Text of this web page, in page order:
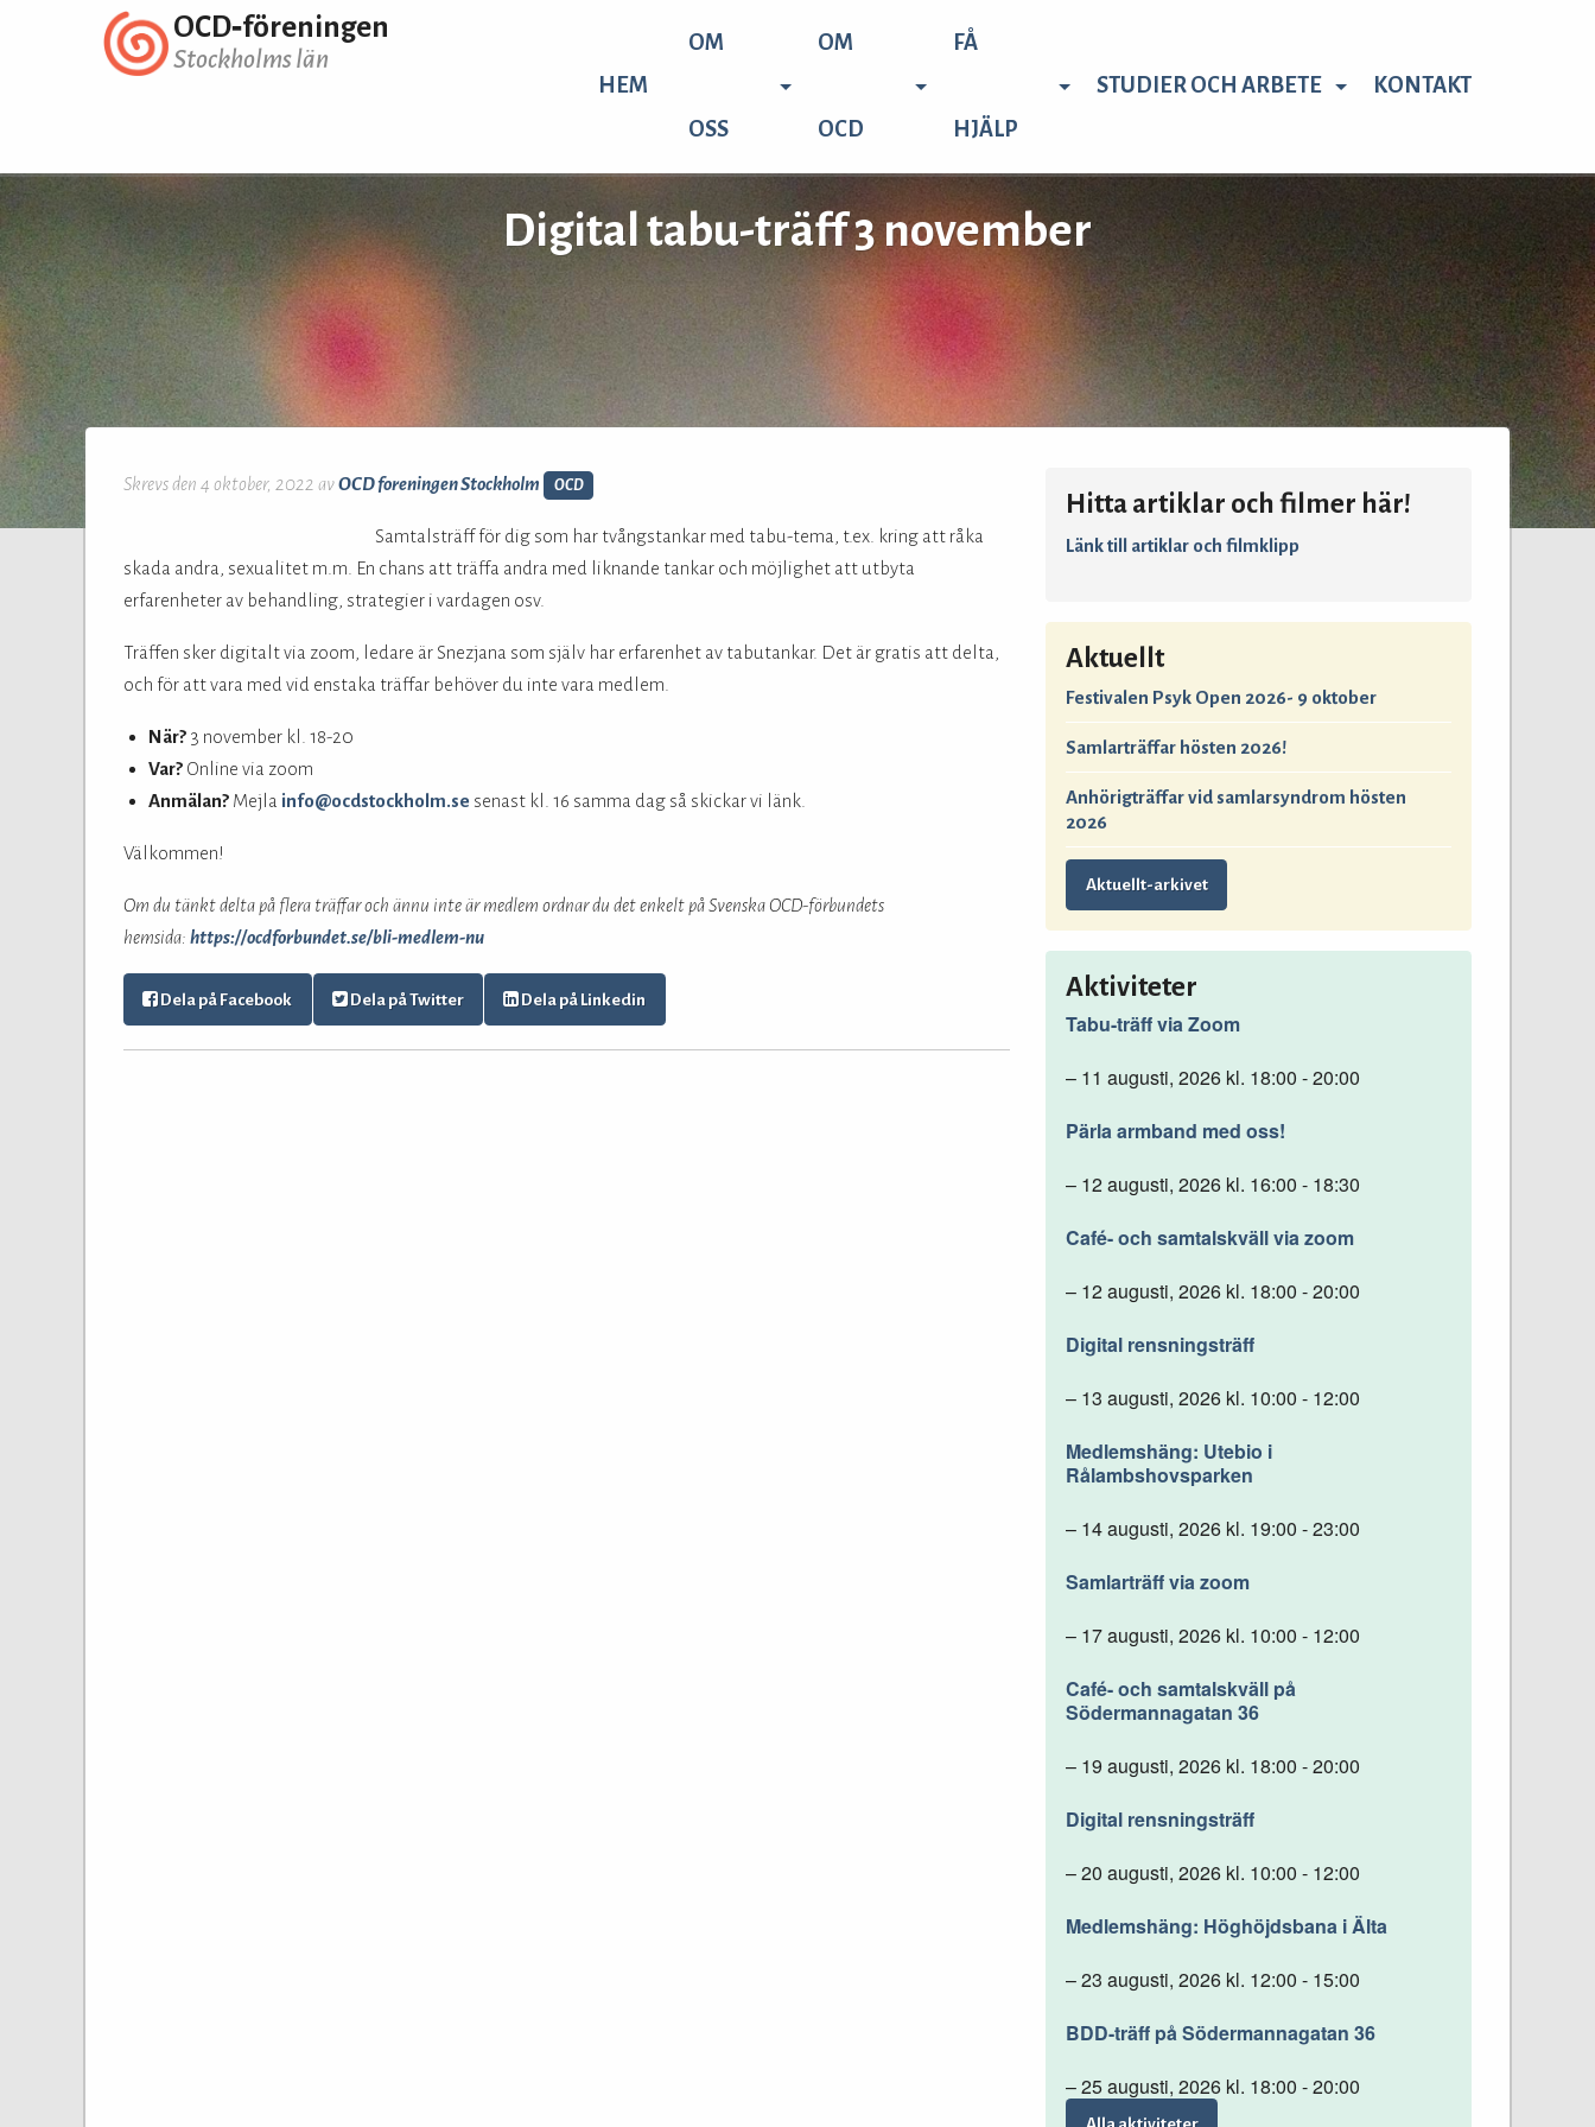
OCD‑föreningen
Stockholms län
HEM
OM
OSS
OM
OCD
FÅ
HJÄLP
STUDIER OCH ARBETE KONTAKT
Digital tabu-träff 3 november
Skrevs den 4 oktober, 2022 avOCD foreningen Stockholm OCD
Samtalsträff för dig som har tvångstankar med tabu-tema, t.ex. kring att råka
skada andra, sexualitet m.m. En chans att träffa andra med liknande tankar och möjlighet att utbyta
erfarenheter av behandling, strategier i vardagen osv.
Träffen sker digitalt via zoom, ledare är Snezjana som själv har erfarenhet av tabutankar. Det är gratis att delta,
och för att vara med vid enstaka träffar behöver du inte vara medlem.
När? 3 november kl. 18-20
Var? Online via zoom
Anmälan? Mejla info@ocdstockholm.se senast kl. 16 samma dag så skickar vi länk.
Välkommen!
Om du tänkt delta på flera träffar och ännu inte är medlem ordnar du det enkelt på Svenska OCD-förbundets
hemsida: https://ocdforbundet.se/bli-medlem-nu
Dela på Facebook Dela på Twitter Dela på Linkedin
Hitta artiklar och filmer här!
Länk till artiklar och filmklipp
Aktuellt
Festivalen Psyk Open 2026- 9 oktober
Samlarträffar hösten 2026!
Anhörigträffar vid samlarsyndrom hösten
2026
Aktuellt-arkivet
Aktiviteter
Tabu-träff via Zoom
– 11 augusti, 2026 kl. 18:00 - 20:00
Pärla armband med oss!
– 12 augusti, 2026 kl. 16:00 - 18:30
Café- och samtalskväll via zoom
– 12 augusti, 2026 kl. 18:00 - 20:00
Digital rensningsträff
– 13 augusti, 2026 kl. 10:00 - 12:00
Medlemshäng: Utebio i
Rålambshovsparken
– 14 augusti, 2026 kl. 19:00 - 23:00
Samlarträff via zoom
– 17 augusti, 2026 kl. 10:00 - 12:00
Café- och samtalskväll på
Södermannagatan 36
– 19 augusti, 2026 kl. 18:00 - 20:00
Digital rensningsträff
– 20 augusti, 2026 kl. 10:00 - 12:00
Medlemshäng: Höghöjdsbana i Älta
– 23 augusti, 2026 kl. 12:00 - 15:00
BDD-träff på Södermannagatan 36
– 25 augusti, 2026 kl. 18:00 - 20:00